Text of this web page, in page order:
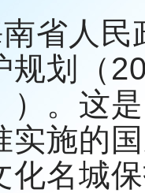
省人
规划（
）。这
实施的
化名城